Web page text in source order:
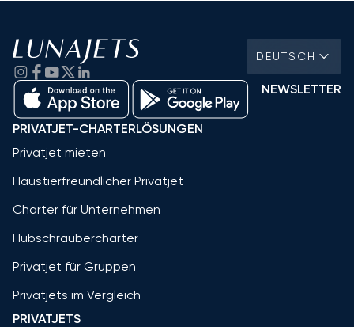
DEUTSCH
NEWSLETTER
PRIVATJET-CHARTERLÖSUNGEN
Privatjet mieten
Haustierfreundlicher Privatjet
Charter für Unternehmen
Hubschraubercharter
Privatjet für Gruppen
Privatjets im Vergleich
PRIVATJETS